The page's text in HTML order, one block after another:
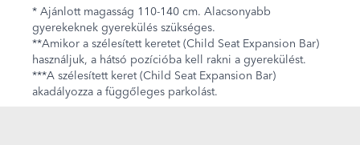
* Ajánlott magasság 110-140 cm. Alacsonyabb
gyerekeknek gyerekülés szükséges.
**Amikor a szélesített keretet (Child Seat Expansion Bar)
használjuk, a hátsó pozícióba kell rakni a gyerekülést.
***A szélesített keret (Child Seat Expansion Bar)
akadályozza a függőleges parkolást.